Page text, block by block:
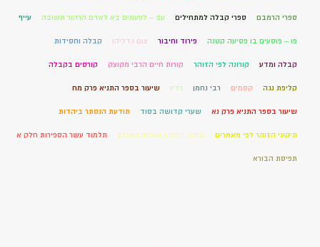
ספרי הרמבם ספרי קבלה למתחילים עב – לפעמים בא לאדם הרהור תשובה עייף
פו – פוסעים בו פסיעה קטנה פירוד וחיבור צום גדליהו קבלה וחסידות
קבלה ומדע קורונה לפי הזוהר קורות חיים הרבי מקוצק קורסים בקבלה
קליפת נגה קסמים רבי נחמן רדיו שיעור בספר התניא פרק מח
שיעור בספר התניא פרק נא שערי קדושה בסוד תודעת הנסתר ביהדות
תיקוני הזוהר לפי מאמרים תיקוני הזוהר מעלות הסולם תלמוד עשר הספירות חלק א
תפיסת הבורא